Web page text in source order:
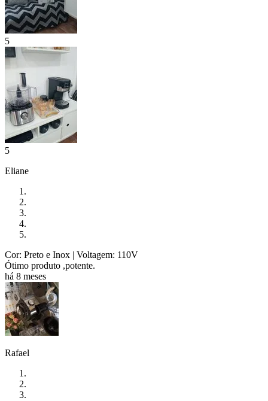
5
5
Eliane
Cor: Preto e Inox | Voltagem: 110V
Ótimo produto ,potente.
há 8 meses
Rafael